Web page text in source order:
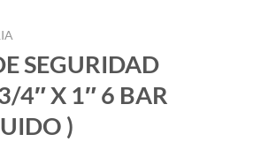
SEGURIDAD
4″ X 1″ 6 BAR
)